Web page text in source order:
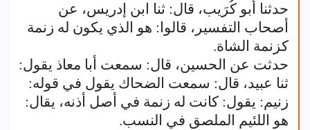
حدثنا أبو كُرَيب، قال: ثنا ابن إدريس، عن
أصحاب التفسير، قالوا: هو الذي يكون له زنمة
كزنمة الشاة.
حدثت عن الحسين، قال: سمعت أبا معاذ يقول:
ثنا عبيد، قال: سمعت الضحاك يقول في قوله:
زنيم: يقول: كانت له زنمة في أصل أذنه، يقال:
هو اللئيم الملصق في النسب.